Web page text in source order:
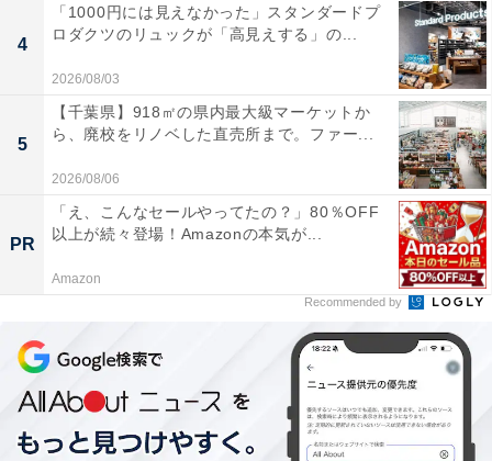
4
「1000円には見えなかった」スタンダードプ
ロダクツのリュックが「高見えする」の...
2026/08/03
5
【千葉県】918㎡の県内最大級マーケットか
ら、廃校をリノベした直売所まで。ファー...
2026/08/06
PR
「え、こんなセールやってたの？」80％OFF
以上が続々登場！Amazonの本気が...
Amazon
Recommended by